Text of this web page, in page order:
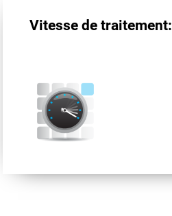
Vitesse de traitement: